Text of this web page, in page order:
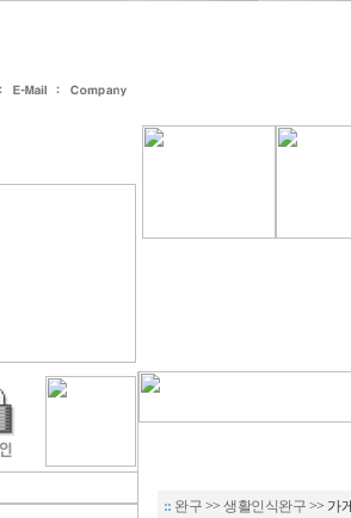
:: 완구 >>생활인식완구 >> 가